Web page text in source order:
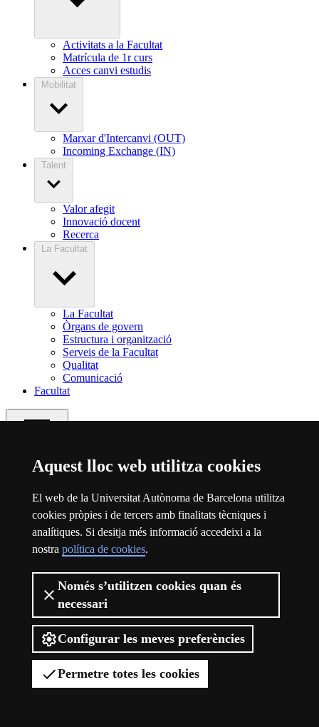
Aquest lloc web utilitza cookies
El web de la Universitat Autònoma de Barcelona utilitza
cookies pròpies i de tercers amb finalitats tècniques i
analítiques. Si desitja més informació accedeixi a la
nostra política de cookies.
Només s’utilitzen cookies quan és
necessari
Configurar les meves preferències
Permetre totes les cookies
Activitats a la Facultat
Matrícula de 1r curs
Acces canvi estudis
Mobilitat
Marxar d'Intercanvi (OUT)
Incoming Exchange (IN)
Talent
Valor afegit
Innovació docent
Recerca
La Facultat
La Facultat
Òrgans de govern
Estructura i organització
Serveis de la Facultat
Qualitat
Comunicació
Facultat
Torna a dalt
Contacte i informació legal
Contacte
Facultat de Ciències de la Comunicació
Edifici I. Carrer de la Vinya s/n
08193 Bellaterra (Barcelona)
+34 93 581 16 95